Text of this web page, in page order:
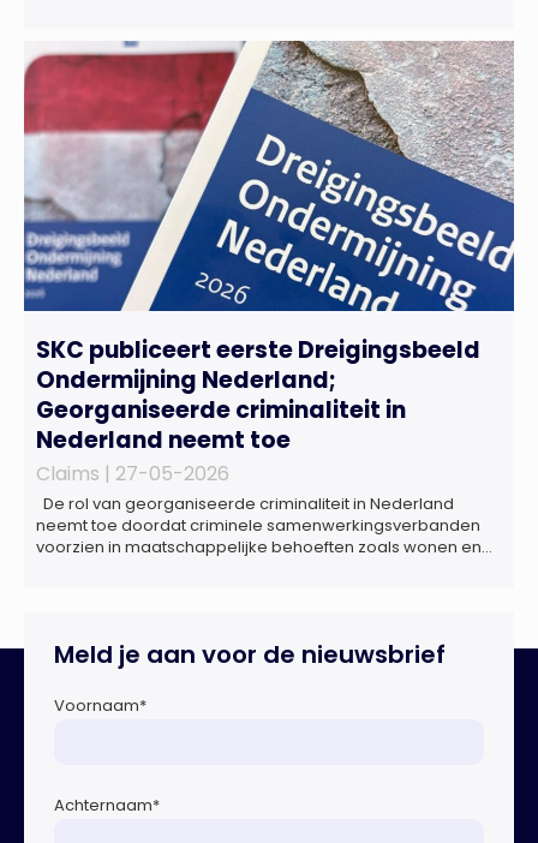
gespecialiseerd in nationale en internationale wet- en
regelgeving relevant voor de life sciences sector en de […]
SKC publiceert eerste Dreigingsbeeld
Ondermijning Nederland;
Georganiseerde criminaliteit in
Nederland neemt toe
Claims | 27-05-2026
De rol van georganiseerde criminaliteit in Nederland
neemt toe doordat criminele samenwerkingsverbanden
voorzien in maatschappelijke behoeften zoals wonen en
rapport geschreven door het Strategisch Kenniscentrum
Ondermijnende […]
Meld je aan voor de nieuwsbrief
Voornaam*
Achternaam*